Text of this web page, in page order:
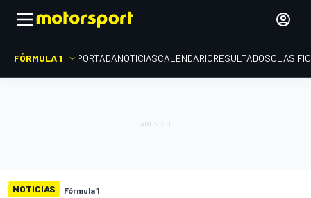
FÓRMULA 1 PORTADANOTICIASCALENDARIORESULTADOS
NOTICIAS Fórmula 1